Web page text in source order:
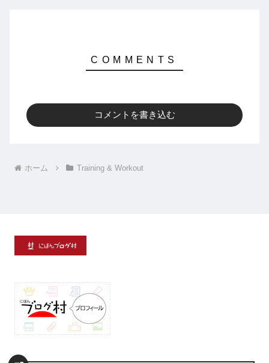
コメントを書き込む
ホーム Training & Workout